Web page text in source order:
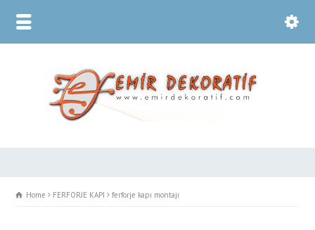
Home FERFORJE KAPI ferforje kapı montajı